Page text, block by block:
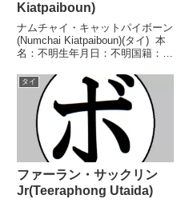
Kiatpaiboun)
ナムチャイ・キャットパイボーン
(Numchai Kiatpaiboun)(タイ) 本
名：不明生年月日：不明国籍：タ
ル】なし 【戦歴】2007/10/09
●6R判定 0-3(53-60、54-59、
55-...
タイ
ファーラン・サックリン
Jr(Teeraphong Utaida)